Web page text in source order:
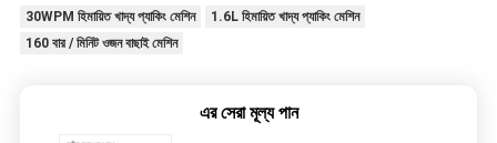
30WPM হিমায়িত খাদ্য প্যাকিং মেশিন
1.6L হিমায়িত খাদ্য প্যাকিং মেশিন
160 বার / মিনিট ওজন বাছাই মেশিন
এর সেরা মূল্য পান